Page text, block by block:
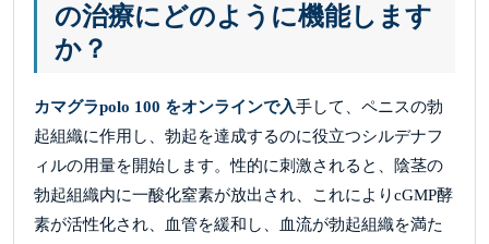
の治療にどのように機能します
か？
カマグラpolo 100 をオンラインで入手して、ペニスの勃
起組織に作用し、勃起を達成するのに役立つシルデナフ
ィルの用量を開始します。性的に刺激されると、陰茎の
勃起組織内に一酸化窒素が放出され、これによりcGMP酵
素が活性化され、血管を緩和し、血流が勃起組織を満た